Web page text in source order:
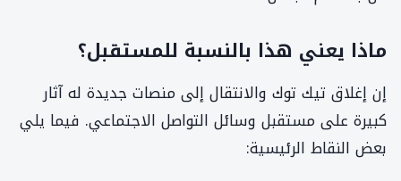
ماذا يعني هذا بالنسبة للمستقبل؟
إن إغلاق تيك توك والانتقال إلى منصات جديدة له آثار
كبيرة على مستقبل وسائل التواصل الاجتماعي. فيما يلي
بعض النقاط الرئيسية: